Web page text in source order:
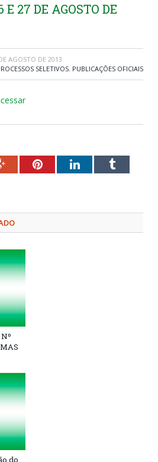
E 27 DE AGOSTO DE
AGOSTO DE 2013
SELETIVOS, PUBLICAÇÕES OFICIAIS
Google+PinterestLinkedInTumblr
do